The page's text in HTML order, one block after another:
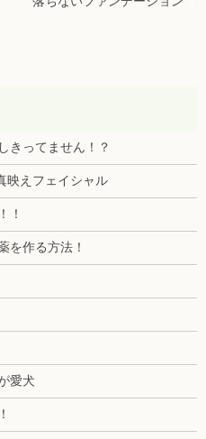
きってません！？
えフェイシャル
！
を作る方法！
愛犬